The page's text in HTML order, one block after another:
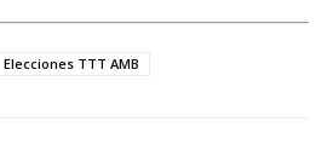
Elecciones TTT AMB